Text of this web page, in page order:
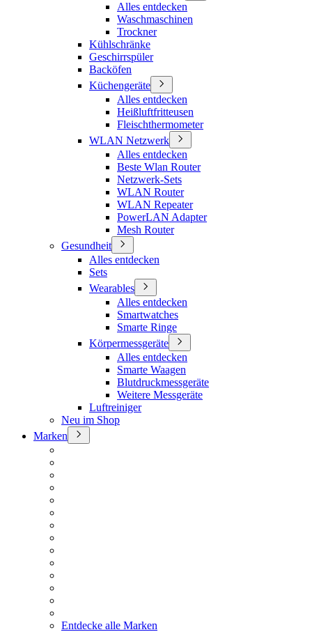
Alles entdecken
Waschmaschinen
Trockner
Kühlschränke
Geschirrspüler
Backöfen
Küchengeräte
Alles entdecken
Heißluftfritteusen
Fleischthermometer
WLAN Netzwerk
Alles entdecken
Beste Wlan Router
Netzwerk-Sets
WLAN Router
WLAN Repeater
PowerLAN Adapter
Mesh Router
Gesundheit
Alles entdecken
Sets
Wearables
Alles entdecken
Smartwatches
Smarte Ringe
Körpermessgeräte
Alles entdecken
Smarte Waagen
Blutdruckmessgeräte
Weitere Messgeräte
Luftreiniger
Neu im Shop
Marken
Entdecke alle Marken